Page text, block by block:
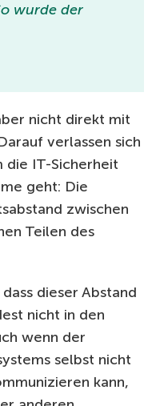
wurde der
nicht direkt mit
verlassen sich
die IT-Sicherheit
geht: Die
zwischen
Teilen des
dieser Abstand
nicht in den
wenn der
selbst nicht
kann,